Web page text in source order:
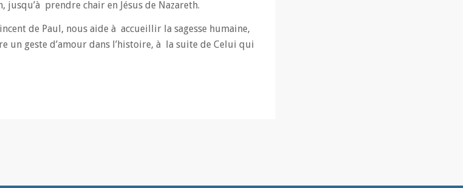
prendre chair en Jésus de Nazareth.
de Paul, nous aide à accueillir la sagesse humaine,
un geste d’amour dans l’histoire, à la suite de Celui qui